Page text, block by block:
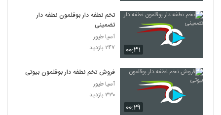
۰۰:۳۱
تخم نطفه دار بوقلمون نطفه دار
تضمینی
آسیا طیور
۲۴۷ بازدید
۰۰:۲۹
فروش تخم نطفه دار بوقلمون بیوتی
آسیا طیور
۳۳۰ بازدید